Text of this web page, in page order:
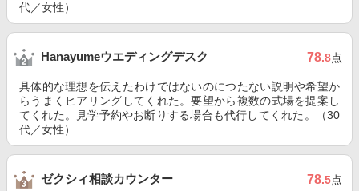
代／女性）
Hanayumeウエディングデスク 78.8点
具体的な理想を伝えたわけではないのにつたない説明や希望か
らうまくヒアリングしてくれた。要望から複数の式場を提案し
てくれた。見学予約やお断りする場合も代行してくれた。（30
代／女性）
ゼクシィ相談カウンター 78.5点